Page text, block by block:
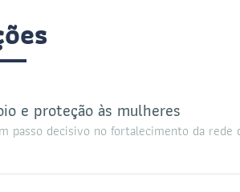
e proteção às mulheres
passo decisivo no fortalecimento da rede